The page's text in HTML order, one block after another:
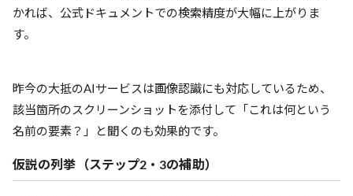
かれば、公式ドキュメントでの検索精度が大幅に上がりま
す。
昨今の大抵のAIサービスは画像認識にも対応しているため、
該当箇所のスクリーンショットを添付して「これは何という
名前の要素？」と聞くのも効果的です。
仮説の列挙（ステップ2・3の補助）